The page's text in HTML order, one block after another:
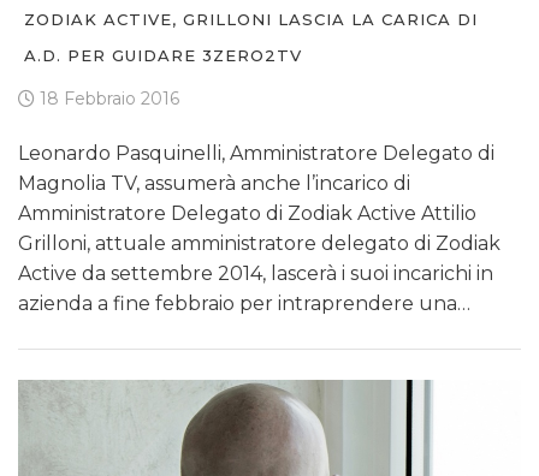
ZODIAK ACTIVE, GRILLONI LASCIA LA CARICA DI
A.D. PER GUIDARE 3ZERO2TV
18 Febbraio 2016
Leonardo Pasquinelli, Amministratore Delegato di
Magnolia TV, assumerà anche l’incarico di
Amministratore Delegato di Zodiak Active Attilio
Grilloni, attuale amministratore delegato di Zodiak
Active da settembre 2014, lascerà i suoi incarichi in
azienda a fine febbraio per intraprendere una…